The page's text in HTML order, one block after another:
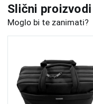
Slični proizvodi
Moglo bi te zanimati?